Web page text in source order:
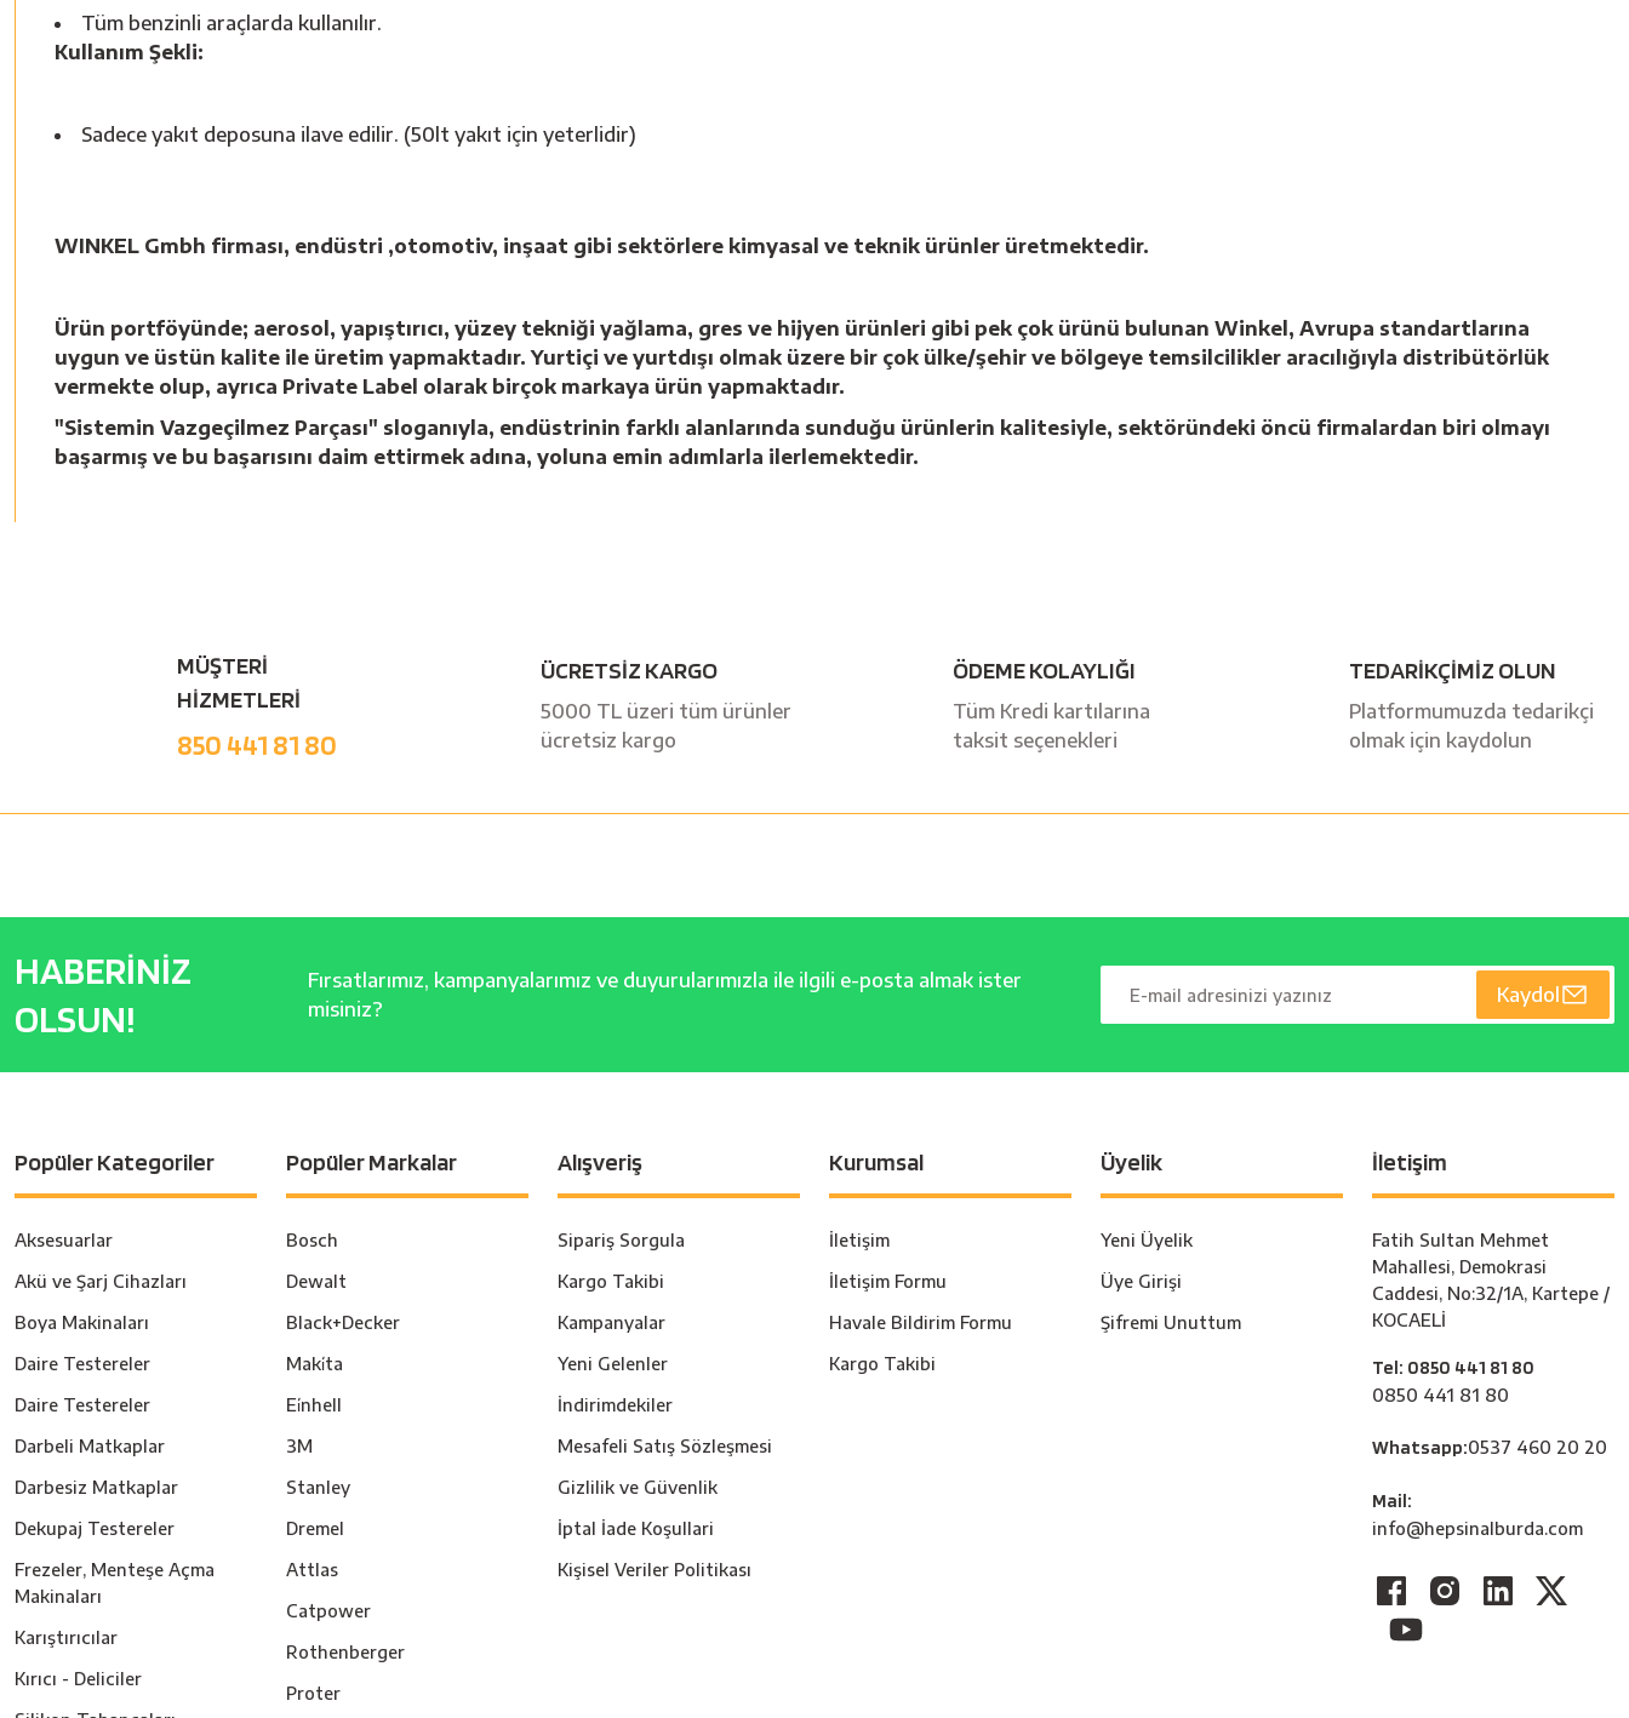
Tüm benzinli araçlarda kullanılır.
Kullanım Şekli:
Sadece yakıt deposuna ilave edilir. (50lt yakıt için yeterlidir)
WINKEL Gmbh firması, endüstri ,otomotiv, inşaat gibi sektörlere kimyasal ve teknik ürünler üretmektedir.
Ürün portföyünde; aerosol, yapıştırıcı, yüzey tekniği yağlama, gres ve hijyen ürünleri gibi pek çok ürünü bulunan Winkel, Avrupa standartlarına
uygun ve üstün kalite ile üretim yapmaktadır. Yurtiçi ve yurtdışı olmak üzere bir çok ülke/şehir ve bölgeye temsilcilikler aracılığıyla distribütörlük
vermekte olup, ayrıca Private Label olarak birçok markaya ürün yapmaktadır.
"Sistemin Vazgeçilmez Parçası" sloganıyla, endüstrinin farklı alanlarında sunduğu ürünlerin kalitesiyle, sektöründeki öncü firmalardan biri olmayı
başarmış ve bu başarısını daim ettirmek adına, yoluna emin adımlarla ilerlemektedir.
MÜŞTERİ
HİZMETLERİ
850 441 81 80
ÜCRETSİZ KARGO
5000 TL üzeri tüm ürünler
ücretsiz kargo
ÖDEME KOLAYLIĞI
Tüm Kredi kartılarına
taksit seçenekleri
TEDARİKÇİMİZ OLUN
Platformumuzda tedarikçi
olmak için kaydolun
HABERİNİZ
OLSUN!
Fırsatlarımız, kampanyalarımız ve duyurularımızla ile ilgili e-posta almak ister
misiniz?
Kaydol
Popüler Kategoriler
Aksesuarlar
Akü ve Şarj Cihazları
Boya Makinaları
Daire Testereler
Daire Testereler
Darbeli Matkaplar
Darbesiz Matkaplar
Dekupaj Testereler
Frezeler, Menteşe Açma
Makinaları
Karıştırıcılar
Kırıcı - Deliciler
Popüler Markalar
Bosch
Dewalt
Black+Decker
Maki̇ta
Ei̇nhell
3M
Stanley
Dremel
Attlas
Catpower
Rothenberger
Proter
Alışveriş
Sipariş Sorgula
Kargo Takibi
Kampanyalar
Yeni Gelenler
İndirimdekiler
Mesafeli Satış Sözleşmesi
Gizlilik ve Güvenlik
İptal İade Koşullari
Kişisel Veriler Politikası
Kurumsal
İletişim
İletişim Formu
Havale Bildirim Formu
Kargo Takibi
Üyelik
Yeni Üyelik
Üye Girişi
Şifremi Unuttum
İletişim
Fatih Sultan Mehmet
Mahallesi, Demokrasi
Caddesi, No:32/1A, Kartepe /
KOCAELİ
Tel: 0850 441 81 80
0850 441 81 80
Whatsapp:0537 460 20 20
Mail:
info@hepsinalburda.com